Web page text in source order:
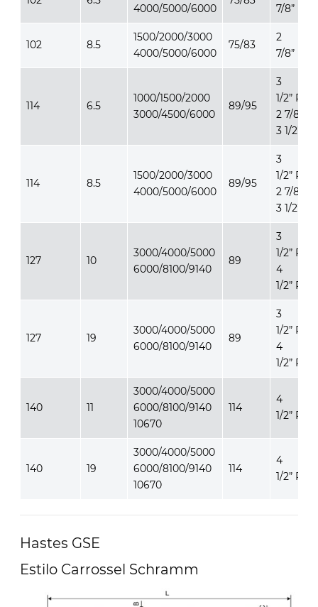
4000/5000/6000
7/8” REG
102 8.5
1500/2000/3000
4000/5000/6000
75/83
2
7/8” REG
114 6.5
1000/1500/2000
3000/4500/6000
89/95
3
1/2” REG,
2 7/8” IF,
3 1/2” IF
114 8.5
1500/2000/3000
4000/5000/6000
89/95
3
1/2” REG,
2 7/8” IF,
3 1/2” IF
127 10
3000/4000/5000
6000/8100/9140
89
3
1/2” REG,
4
1/2” REG,
127 19
3000/4000/5000
6000/8100/9140
89
3
1/2” REG,
4
1/2” REG,
140 11
3000/4000/5000
6000/8100/9140
10670
114
4
1/2” REG,
140 19
3000/4000/5000
6000/8100/9140
10670
114
4
1/2” REG,
Hastes GSE
Estilo Carrossel Schramm